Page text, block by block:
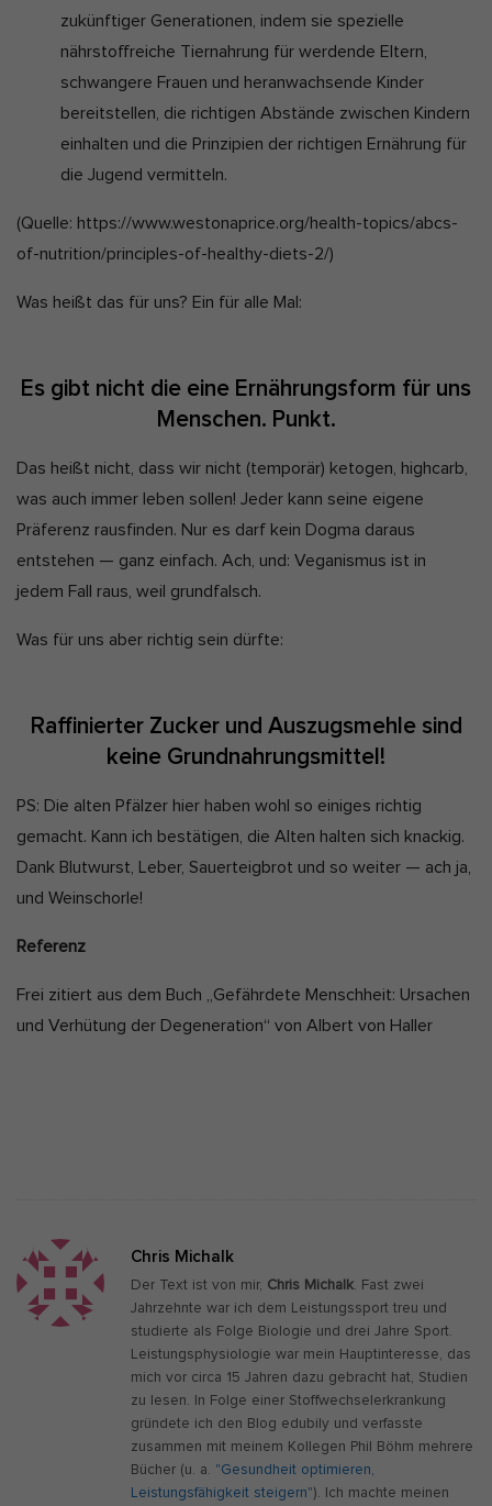
zukünftiger Generationen, indem sie spezielle
nährstoffreiche Tiernahrung für werdende Eltern,
schwangere Frauen und heranwachsende Kinder
bereitstellen, die richtigen Abstände zwischen Kindern
einhalten und die Prinzipien der richtigen Ernährung für
die Jugend vermitteln.
(Quelle: https://www.westonaprice.org/health-topics/abcs-
of-nutrition/principles-of-healthy-diets-2/)
Was heißt das für uns? Ein für alle Mal:
Es gibt nicht die eine Ernährungsform für uns
Menschen. Punkt.
Das heißt nicht, dass wir nicht (temporär) ketogen, highcarb,
was auch immer leben sollen! Jeder kann seine eigene
Präferenz rausfinden. Nur es darf kein Dogma daraus
entstehen — ganz einfach. Ach, und: Veganismus ist in
jedem Fall raus, weil grundfalsch.
Was für uns aber richtig sein dürfte:
Raffinierter Zucker und Auszugsmehle sind
keine Grundnahrungsmittel!
PS: Die alten Pfälzer hier haben wohl so einiges richtig
gemacht. Kann ich bestätigen, die Alten halten sich knackig.
Dank Blutwurst, Leber, Sauerteigbrot und so weiter — ach ja,
und Weinschorle!
Referenz
Frei zitiert aus dem Buch „Gefährdete Menschheit: Ursachen
und Verhütung der Degeneration“ von Albert von Haller
Chris Michalk
Der Text ist von mir, Chris Michalk . Fast zwei
Jahrzehnte war ich dem Leistungssport treu und
studierte als Folge Biologie und drei Jahre Sport.
Leistungsphysiologie war mein Hauptinteresse, das
mich vor circa 15 Jahren dazu gebracht hat, Studien
zu lesen. In Folge einer Stoffwechselerkrankung
gründete ich den Blog edubily und verfasste
zusammen mit meinem Kollegen Phil Böhm mehrere
Bücher (u. a. "Gesundheit optimieren,
Leistungsfähigkeit steigern"). Ich machte meinen